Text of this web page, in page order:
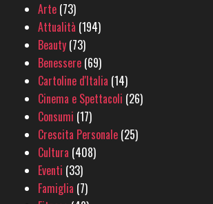
Arte (73)
Attualità (194)
Beauty (73)
Benessere (69)
Cartoline d'Italia (14)
Cinema e Spettacoli (26)
Consumi (17)
Crescita Personale (25)
Cultura (408)
Eventi (33)
Famiglia (7)